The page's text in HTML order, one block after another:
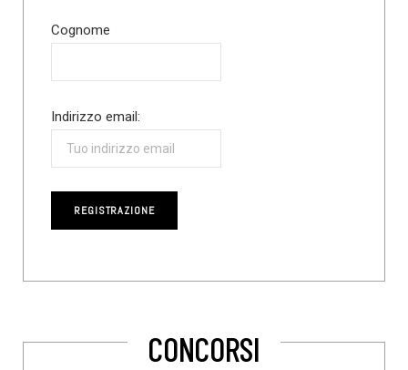
Cognome
Indirizzo email:
CONCORSI